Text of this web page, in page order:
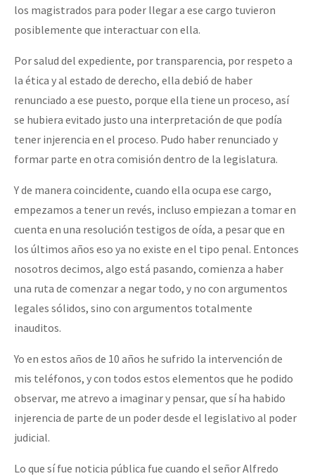
los magistrados para poder llegar a ese cargo tuvieron
posiblemente que interactuar con ella.
Por salud del expediente, por transparencia, por respeto a
la ética y al estado de derecho, ella debió de haber
renunciado a ese puesto, porque ella tiene un proceso, así
se hubiera evitado justo una interpretación de que podía
tener injerencia en el proceso. Pudo haber renunciado y
formar parte en otra comisión dentro de la legislatura.
Y de manera coincidente, cuando ella ocupa ese cargo,
empezamos a tener un revés, incluso empiezan a tomar en
cuenta en una resolución testigos de oída, a pesar que en
los últimos años eso ya no existe en el tipo penal. Entonces
nosotros decimos, algo está pasando, comienza a haber
una ruta de comenzar a negar todo, y no con argumentos
legales sólidos, sino con argumentos totalmente
inauditos.
Yo en estos años de 10 años he sufrido la intervención de
mis teléfonos, y con todos estos elementos que he podido
observar, me atrevo a imaginar y pensar, que sí ha habido
injerencia de parte de un poder desde el legislativo al poder
judicial.
Lo que sí fue noticia pública fue cuando el señor Alfredo